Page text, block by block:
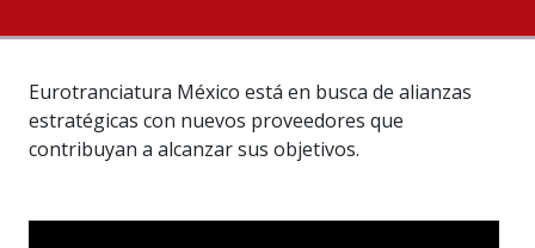
Eurotranciatura México está en busca de alianzas
estratégicas con nuevos proveedores que
contribuyan a alcanzar sus objetivos.